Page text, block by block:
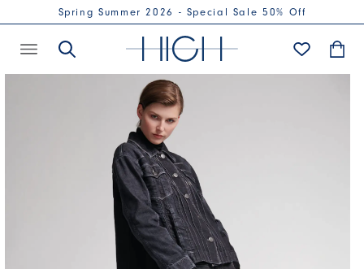
Spring Summer 2026 - Special Sale 50% Off